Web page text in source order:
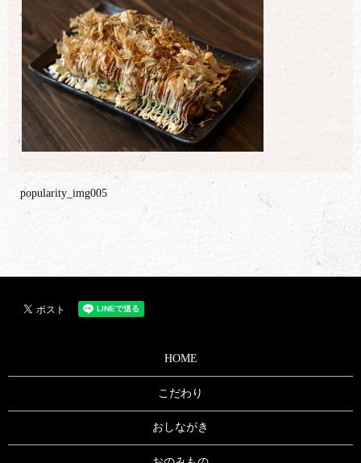
popularity_img005
HOME
こだわり
おしながき